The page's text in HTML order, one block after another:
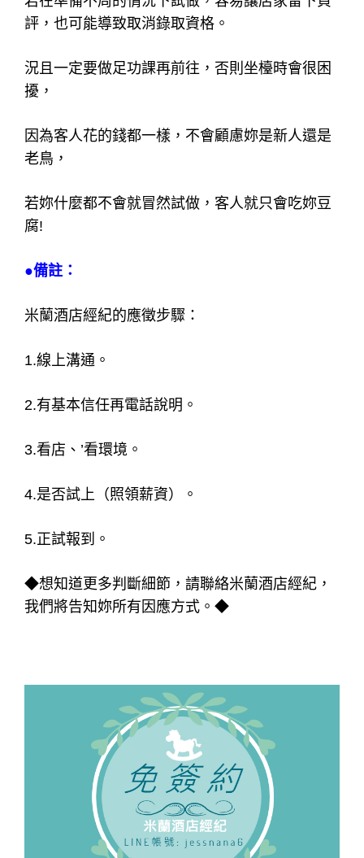
評，也可能導致取消錄取資格。
況且一定要做足功課再前往，否則坐檯時會很困
擾，
因為客人花的錢都一樣，不會顧慮妳是新人還是
老鳥，
若妳什麼都不會就冒然試做，客人就只會吃妳豆
腐!
●備註：
米蘭酒店經紀的應徵步驟：
1.線上溝通。
2.有基本信任再電話說明。
3.看店、’看環境。
4.是否試上（照領薪資）。
5.正試報到。
◆想知道更多判斷細節，請聯絡米蘭酒店經紀，
我們將告知妳所有因應方式。◆